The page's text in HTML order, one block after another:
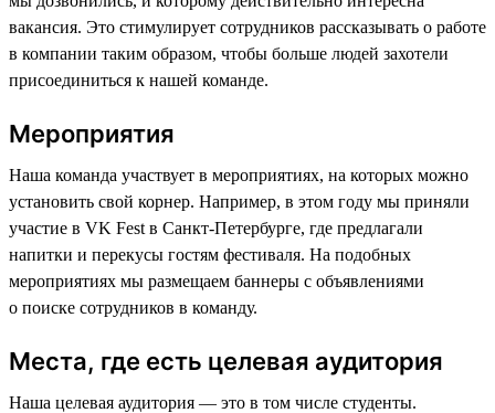
вакансия. Это стимулирует сотрудников рассказывать о работе
в компании таким образом, чтобы больше людей захотели
присоединиться к нашей команде.
Мероприятия
Наша команда участвует в мероприятиях, на которых можно
установить свой корнер. Например, в этом году мы приняли
участие в VK Fest в Санкт-Петербурге, где предлагали
напитки и перекусы гостям фестиваля. На подобных
мероприятиях мы размещаем баннеры с объявлениями
о поиске сотрудников в команду.
Места, где есть целевая аудитория
Наша целевая аудитория — это в том числе студенты.